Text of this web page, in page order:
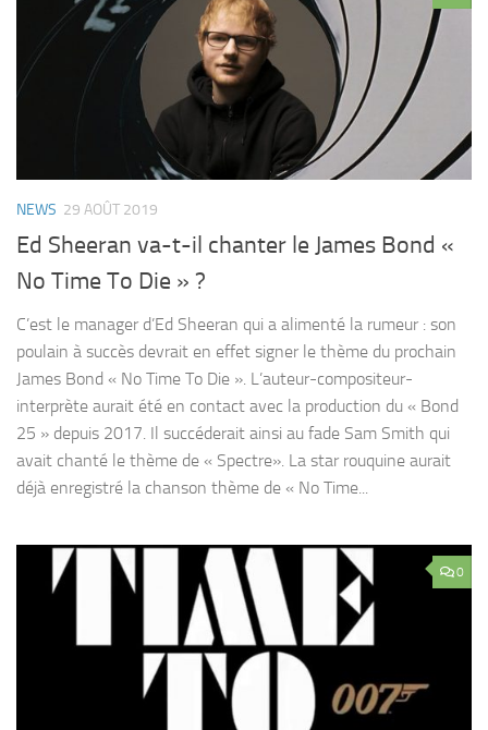
NEWS 29 AOÛT 2019
Ed Sheeran va-t-il chanter le James Bond «
No Time To Die » ?
C’est le manager d’Ed Sheeran qui a alimenté la rumeur : son
poulain à succès devrait en effet signer le thème du prochain
James Bond « No Time To Die ». L’auteur-compositeur-
interprète aurait été en contact avec la production du « Bond
25 » depuis 2017. Il succéderait ainsi au fade Sam Smith qui
avait chanté le thème de « Spectre». La star rouquine aurait
déjà enregistré la chanson thème de « No Time...
0